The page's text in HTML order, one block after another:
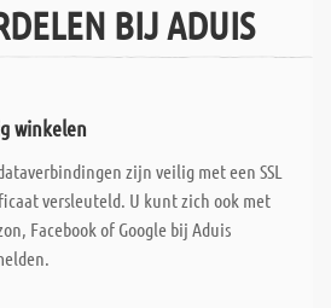
BIJ ADUIS
winkelen
zijn veilig met een SSL
versleuteld. U kunt zich ook met
Facebook of Google bij Aduis